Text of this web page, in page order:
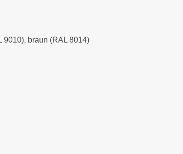
9010), braun (RAL 8014)